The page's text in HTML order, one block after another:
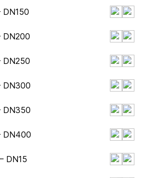
DN150
DN200
DN250
DN300
DN350
DN400
DN15